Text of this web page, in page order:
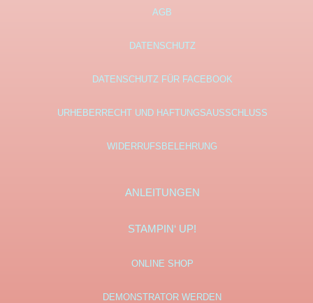
AGB
DATENSCHUTZ
DATENSCHUTZ FÜR FACEBOOK
URHEBERRECHT UND HAFTUNGSAUSSCHLUSS
WIDERRUFSBELEHRUNG
ANLEITUNGEN
STAMPIN‘ UP!
ONLINE SHOP
DEMONSTRATOR WERDEN